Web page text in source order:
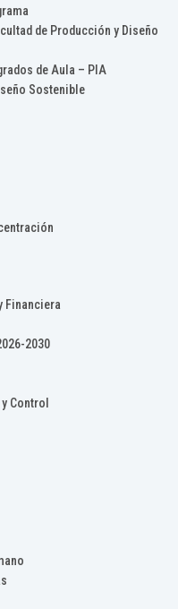
de Producción y Diseño
de Aula – PIA
Sostenible
Financiera
2030
Control